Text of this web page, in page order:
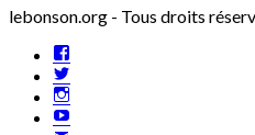
lebonson.org - Tous droits